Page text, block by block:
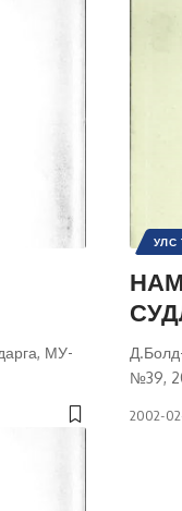
МУ-
УЛС
№39,
2002-